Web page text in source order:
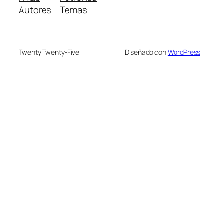
Autores
Temas
Twenty Twenty-Five Diseñado conWordPress